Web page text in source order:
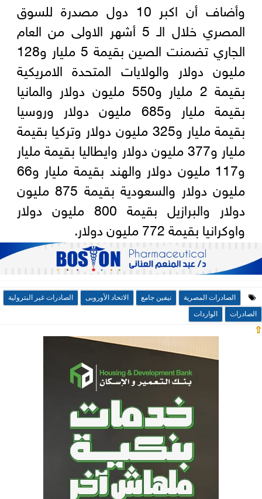
وأضاف أن اكبر 10 دول مصدرة للسوق
المصري خلال الـ 5 أشهر الاولى من العام
الجاري تضمنت الصين بقيمة 5 مليار و128
مليون دولار والولايات المتحدة الامريكية
بقيمة 2 مليار و550 مليون دولار والمانيا
بقيمة مليار و685 مليون دولار وروسيا
بقيمة مليار و325 مليون دولار وتركيا بقيمة
مليار و377 مليون دولار وايطاليا بقيمة مليار
و117 مليون دولار والهند بقيمة مليار و66
مليون دولار والسعودية بقيمة 875 مليون
دولار والبرازيل بقيمة 800 مليون دولار
واوكرانيا بقيمة 772 مليون دولار.
الصادرات المصرية نيفين جامع الاتحاد الأوروبى
الصادرات غير البترولية
الصادرات
الواردات
⇧